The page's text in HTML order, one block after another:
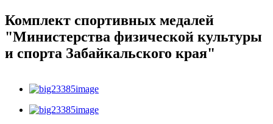
Комплект спортивных медалей
"Министерства физической культуры
и спорта Забайкальского края"